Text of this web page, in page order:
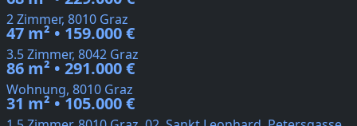
2 Zimmer, 8010 Graz
47 m² • 159.000 €
3.5 Zimmer, 8042 Graz
86 m² • 291.000 €
Wohnung, 8010 Graz
31 m² • 105.000 €